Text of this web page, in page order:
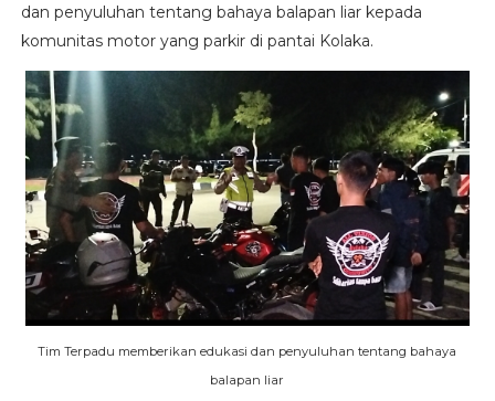
dan penyuluhan tentang bahaya balapan liar kepada
komunitas motor yang parkir di pantai Kolaka.
Tim Terpadu memberikan edukasi dan penyuluhan tentang bahaya
balapan liar